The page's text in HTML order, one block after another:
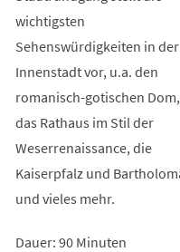
wichtigsten
Sehenswürdigkeiten in der
Innenstadt vor, u.a. den
romanisch-gotischen Dom,
das Rathaus im Stil der
Weserrenaissance, die
Kaiserpfalz und
und vieles mehr.
Dauer: 90 Minuten